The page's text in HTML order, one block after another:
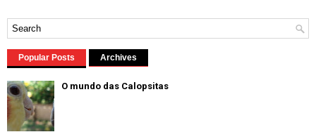
Popular Posts Archives
O mundo das Calopsitas